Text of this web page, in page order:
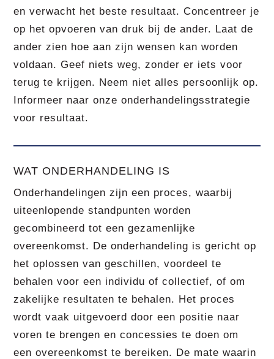
en verwacht het beste resultaat. Concentreer je
op het opvoeren van druk bij de ander. Laat de
ander zien hoe aan zijn wensen kan worden
voldaan. Geef niets weg, zonder er iets voor
terug te krijgen. Neem niet alles persoonlijk op.
Informeer naar onze onderhandelingsstrategie
voor resultaat.
WAT ONDERHANDELING IS
Onderhandelingen zijn een proces, waarbij
uiteenlopende standpunten worden
gecombineerd tot een gezamenlijke
overeenkomst. De onderhandeling is gericht op
het oplossen van geschillen, voordeel te
behalen voor een individu of collectief, of om
zakelijke resultaten te behalen. Het proces
wordt vaak uitgevoerd door een positie naar
voren te brengen en concessies te doen om
een overeenkomst te bereiken. De mate waarin